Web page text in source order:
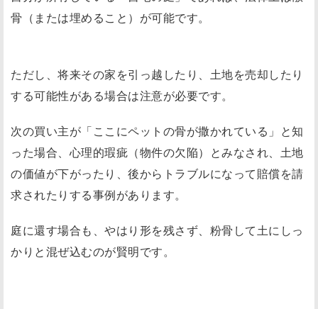
骨（または埋めること）が可能です。
ただし、将来その家を引っ越したり、土地を売却したり
する可能性がある場合は注意が必要です。
次の買い主が「ここにペットの骨が撒かれている」と知
った場合、心理的瑕疵（物件の欠陥）とみなされ、土地
の価値が下がったり、後からトラブルになって賠償を請
求されたりする事例があります。
庭に還す場合も、やはり形を残さず、粉骨して土にしっ
かりと混ぜ込むのが賢明です。